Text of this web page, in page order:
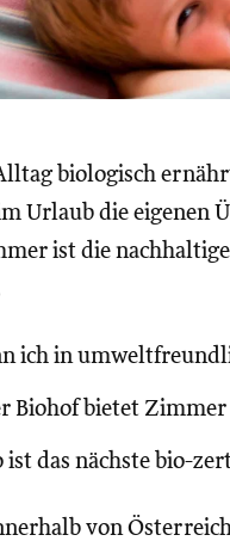
biologisch
Urlaub die eigenen
ist die
ich in
Biohof bietet Zimmer
ist das nächste bio-
von